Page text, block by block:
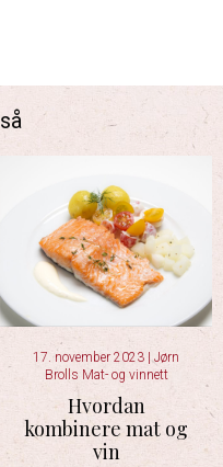
17. november 2023 |Jørn
Brolls Mat- og vinnett
Hvordan
kombinere mat og
vin